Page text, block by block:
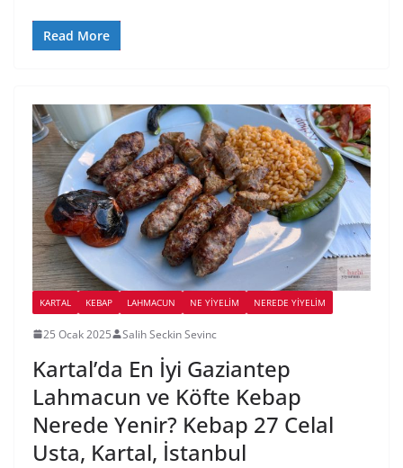
Read More
KARTAL KEBAP LAHMACUN NE YİYELİM NEREDE YİYELİM
25 Ocak 2025 Salih Seckin Sevinc
Kartal’da En İyi Gaziantep
Lahmacun ve Köfte Kebap
Nerede Yenir? Kebap 27 Celal
Usta, Kartal, İstanbul